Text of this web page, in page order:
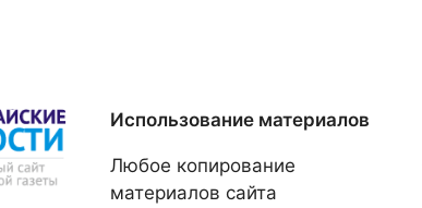
Использование материалов
Любое копирование
материалов сайта